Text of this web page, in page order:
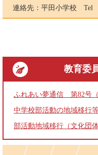
連絡先：平田小学校 Tel
教育委
ふれあい夢通信 第82号
中学校部活動の地域移行
部活動地域移行（文化団